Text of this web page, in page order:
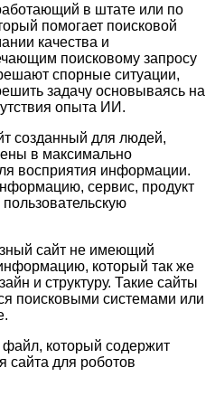
в штате или по
помогает поисковой
качества и
поисковому запросу
спорные ситуации,
задачу основываясь на
опыта ИИ.
созданный для людей,
в максимально
восприятия информации.
сервис, продукт
сайт не имеющий
который так же
и структуру. Такие сайты
поисковыми системами или
файл, который содержит
сайта для роботов